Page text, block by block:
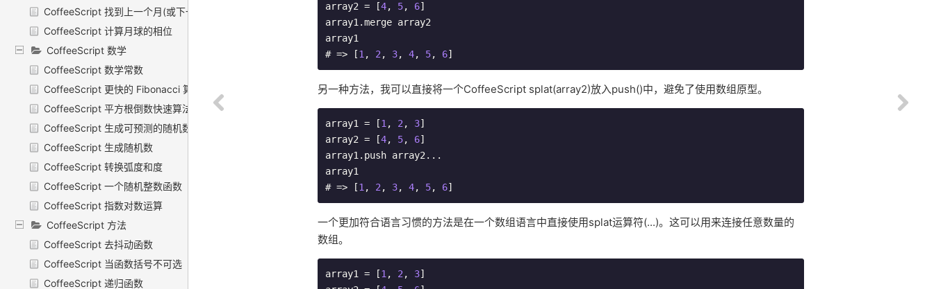
CoffeeScript 找到上一个月(或下一个月)
CoffeeScript 计算月球的相位
CoffeeScript 数学
CoffeeScript 数学常数
CoffeeScript 更快的 Fibonacci 算法
CoffeeScript 平方根倒数快速算法
CoffeeScript 生成可预测的随机数
CoffeeScript 生成随机数
CoffeeScript 转换弧度和度
CoffeeScript 一个随机整数函数
CoffeeScript 指数对数运算
CoffeeScript 方法
CoffeeScript 去抖动函数
CoffeeScript 当函数括号不可选
CoffeeScript 递归函数
array2 = [4, 5, 6]
array1.merge array2
array1
# => [1 , 2 , 3, 4, 5, 6]
另一种方法，我可以直接将一个CoffeeScript splat(array2)放入push()中，避免了使用数组原型。
array1 = [1 , 2 , 3]
array2 = [4, 5, 6]
array1.push array2...
array1
# => [1 , 2 , 3, 4, 5, 6]
一个更加符合语言习惯的方法是在一个数组语言中直接使用splat运算符(...)。这可以用来连接任意数量的
数组。
array1 = [1 , 2 , 3]